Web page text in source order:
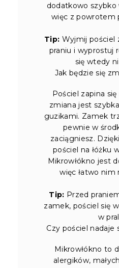
dodatkowo szybko
więc z powrotem
Tip: Wyjmij pościel
praniu i wyprostuj
się wtedy
Jak będzie się
Pościel zapina
zmiana jest
guzikami. Zamek
pewnie w
zaciągniesz.
pościel na łóżku
Mikrowłókno jest
więc łatwo nim
Tip: Przed
zamek, pościel się
w
Czy pościel nadaje
Mikrowłókno to
alergików,